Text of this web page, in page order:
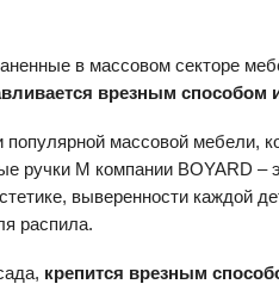
в массовом секторе
врезным способом
массовой мебели,
ручки М компании BOYARD –
выверенности каждой
распила.
крепится врезным